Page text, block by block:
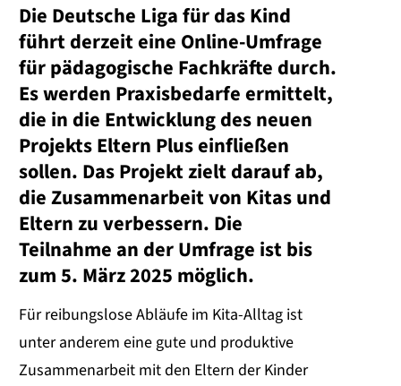
Die Deutsche Liga für das Kind
führt derzeit eine Online-Umfrage
für pädagogische Fachkräfte durch.
Es werden Praxisbedarfe ermittelt,
die in die Entwicklung des neuen
Projekts Eltern Plus einfließen
sollen. Das Projekt zielt darauf ab,
die Zusammenarbeit von Kitas und
Eltern zu verbessern. Die
Teilnahme an der Umfrage ist bis
zum 5. März 2025 möglich.
Für reibungslose Abläufe im Kita-Alltag ist
unter anderem eine gute und produktive
Zusammenarbeit mit den Eltern der Kinder